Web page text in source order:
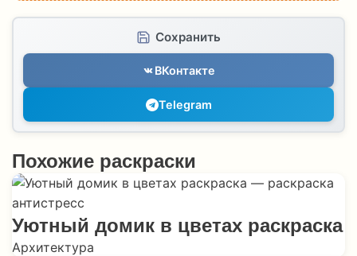
Сохранить
ВКонтакте
Telegram
Похожие раскраски
Уютный домик в цветах раскраска
Архитектура